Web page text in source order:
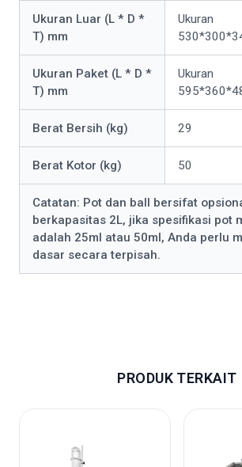
Ukuran Luar (L * D *
T) mm
Ukuran
Ukuran Paket (L * D *
T) mm
Ukuran
Berat Bersih (kg) 29
Berat Kotor (kg) 50
Catatan: Pot dan ball bersifat
berkapasitas 2L, jika spesifikasi pot
adalah 25ml atau 50ml, Anda perlu
dasar secara terpisah.
PRODUK TERKAIT